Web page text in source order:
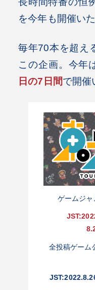
を今年も開催い
毎年70本を超え
この企画。今年
日の7日間で開催
ゲームジャ
全投稿ゲーム